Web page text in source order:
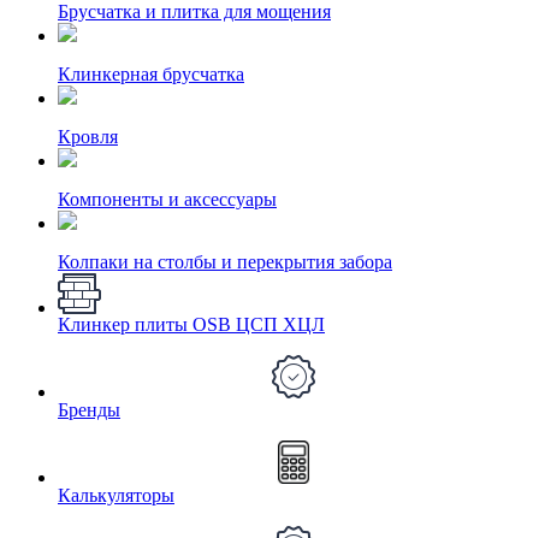
Брусчатка и плитка для мощения
Клинкерная брусчатка
Кровля
Компоненты и аксессуары
Колпаки на столбы и перекрытия забора
Клинкер плиты OSB ЦСП ХЦЛ
Бренды
Калькуляторы